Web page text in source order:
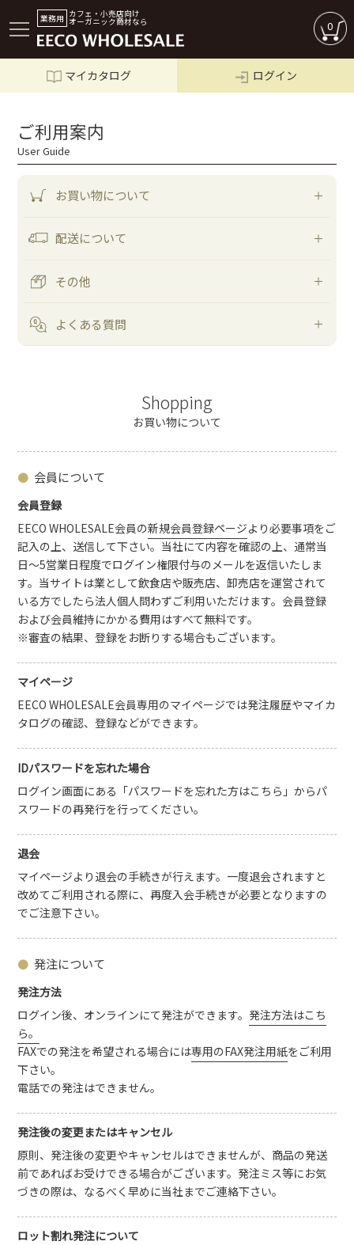
業務用 カフェ・小売店向け
オーガニック商材なら
マイカタログ ログイン
0
ご利用案内
User Guide
お買い物について
配送について
その他
よくある質問
Shopping
お買い物について
会員について
会員登録
EECO WHOLESALE会員の新規会員登録ページより必要事項をご
記入の上、送信して下さい。当社にて内容を確認の上、通常当
日～5営業日程度でログイン権限付与のメールを返信いたしま
す。当サイトは業として飲食店や販売店、卸売店を運営されて
いる方でしたら法人個人問わずご利用いただけます。会員登録
および会員維持にかかる費用はすべて無料です。
※審査の結果、登録をお断りする場合もございます。
マイページ
EECO WHOLESALE会員専用のマイページでは発注履歴やマイカ
タログの確認、登録などができます。
IDパスワードを忘れた場合
ログイン画面にある「パスワードを忘れた方はこちら」からパ
スワードの再発行を行ってください。
退会
マイページより退会の手続きが行えます。一度退会されますと
改めてご利用される際に、再度入会手続きが必要となりますの
でご注意下さい。
発注について
発注方法
ログイン後、オンラインにて発注ができます。 発注方法はこち
ら。
FAXでの発注を希望される場合には専用のFAX発注用紙をご利用
下さい。
電話での発注はできません。
発注後の変更またはキャンセル
原則、発注後の変更やキャンセルはできませんが、商品の発送
前であればお受けできる場合がございます。発注ミス等にお気
づきの際は、なるべく早めに当社までご連絡下さい。
ロット割れ発注について
商品一覧